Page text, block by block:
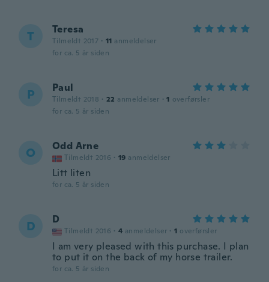
T Teresa
Tilmeldt 2017 · 11 anmeldelser
for ca. 5 år siden
P Paul
Tilmeldt 2018 · 22 anmeldelser · 1 overførsler
for ca. 5 år siden
O Odd Arne
Tilmeldt 2016 · 19 anmeldelser
Litt liten
for ca. 5 år siden
D D
Tilmeldt 2016 · 4 anmeldelser · 1 overførsler
I am very pleased with this purchase. I plan
to put it on the back of my horse trailer.
for ca. 5 år siden